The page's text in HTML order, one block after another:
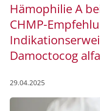
Hämophilie A
CHMP-
Damoctocog
29.04.2025